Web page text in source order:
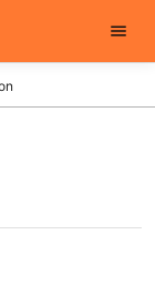
från